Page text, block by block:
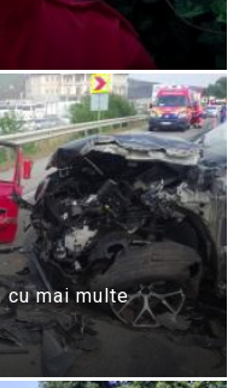
cu mai multe